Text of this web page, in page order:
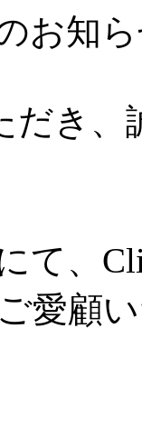
お知
だき
て、
愛顧